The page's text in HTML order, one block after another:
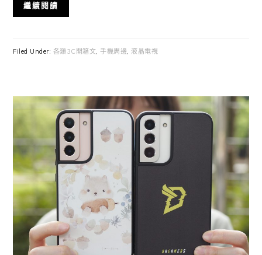
繼續閱讀
Filed Under: 各類3C開箱文 ,手機周邊 液晶電視